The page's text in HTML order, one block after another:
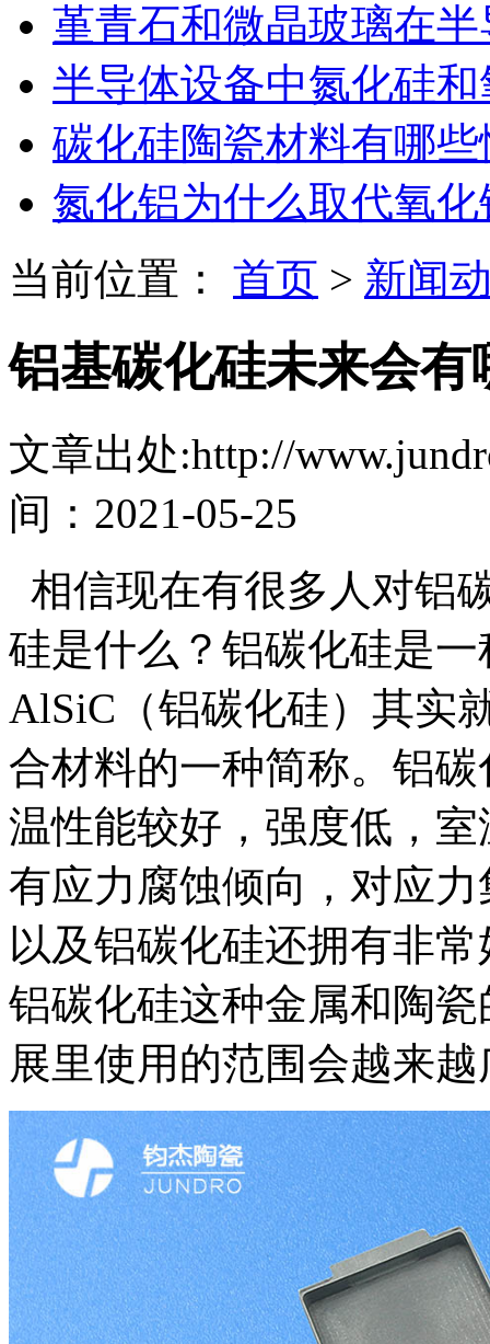
堇青石和微晶玻璃在
半导体设备中氮化硅
碳化硅陶瓷材料有哪
氮化铝为什么取代氧化
当前位置：
首页 > 新闻
铝基碳化硅未来会有
文章出处:http://
间：2021-05-25
相信现在有很多人对铝
硅是什么？铝碳化硅是
AlSiC（铝碳化硅）其实
合材料的一种简称。铝
温性能较好，强度低，
有应力腐蚀倾向，对应
以及铝碳化硅还拥有非
铝碳化硅这种金属和陶
展里使用的范围会越来